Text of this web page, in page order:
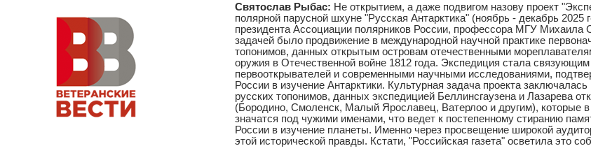
Святослав Рыбас: Не открытием, а даже подвигом назову проект
полярной парусной шхуне "Русская Антарктика" (ноябрь - декабрь 2025
президента Ассоциации полярников России, профессора МГУ Михаила
задачей было продвижение в международной научной практике
топонимов, данных открытым островам отечественными
оружия в Отечественной войне 1812 года. Экспедиция стала
первооткрывателей и современными научными исследованиями,
России в изучение Антарктики. Культурная задача проекта
русских топонимов, данных экспедицией Беллинсгаузена и Лазарева
(Бородино, Смоленск, Малый Ярославец, Ватерлоо и другим), которые
значатся под чужими именами, что ведет к постепенному стиранию
России в изучение планеты. Именно через просвещение широкой
этой исторической правды. Кстати, "Российская газета" осветила это